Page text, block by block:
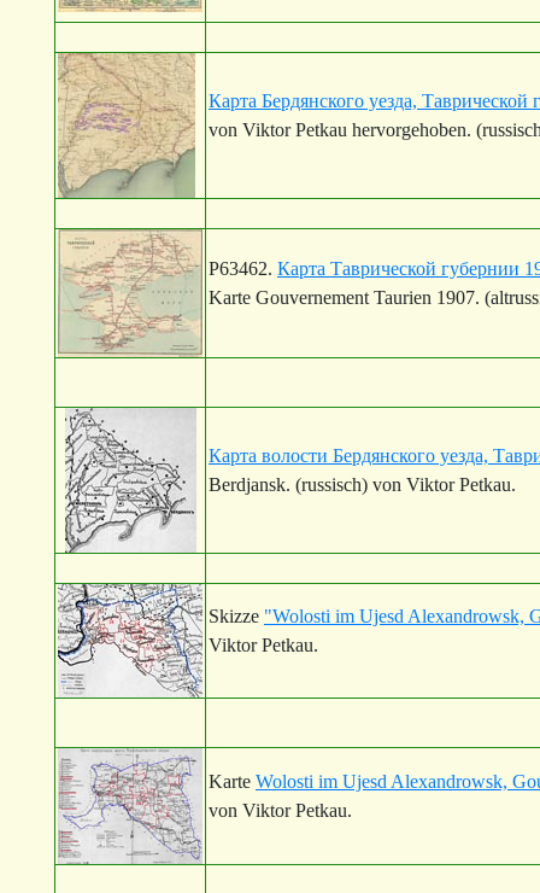
Карта Бердянского уезда, Таврической
von Viktor Petkau hervorgehoben.
P63462. Карта Таврической губернии
Karte Gouvernement Taurien 1907.
Карта волости Бердянского уезда,
Berdjansk. (russisch) von Viktor Petkau.
Skizze "Wolosti im Ujesd Alexandrowsk,
Viktor Petkau.
Karte Wolosti im Ujesd Alexandrowsk,
von Viktor Petkau.